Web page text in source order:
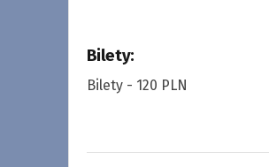
Bilety:
Bilety - 120 PLN